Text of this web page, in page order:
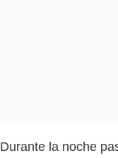
Durante la noche